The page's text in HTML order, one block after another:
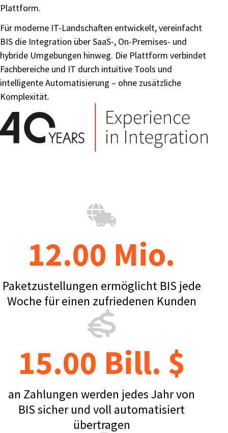
Plattform.
Für moderne IT-Landschaften entwickelt, vereinfacht
BIS die Integration über SaaS-, On-Premises- und
hybride Umgebungen hinweg. Die Plattform verbindet
Fachbereiche und IT durch intuitive Tools und
intelligente Automatisierung – ohne zusätzliche
Komplexität.
12.00 Mio.
Paketzustellungen ermöglicht BIS jede
Woche für einen zufriedenen Kunden
15.00 Bill. $
an Zahlungen werden jedes Jahr von
BIS sicher und voll automatisiert
übertragen